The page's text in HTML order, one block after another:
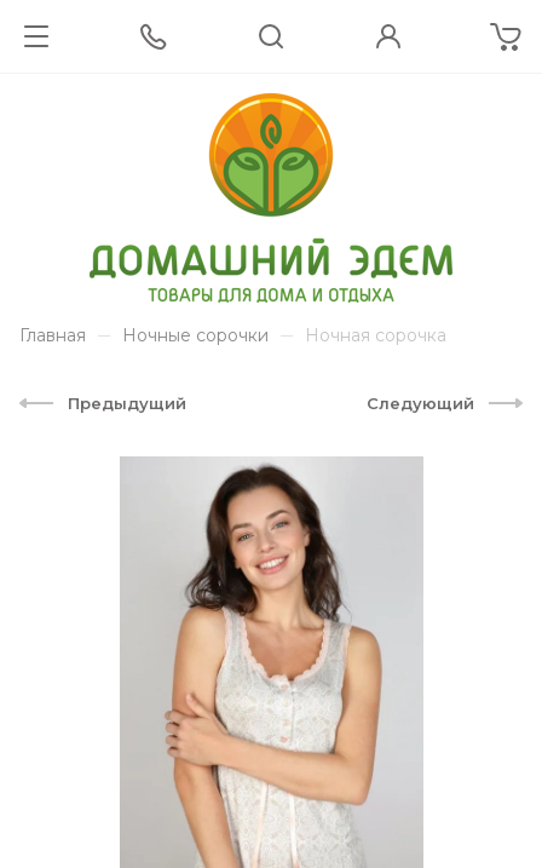
Главная Ночные сорочки Ночная сорочка
Предыдущий Следующий